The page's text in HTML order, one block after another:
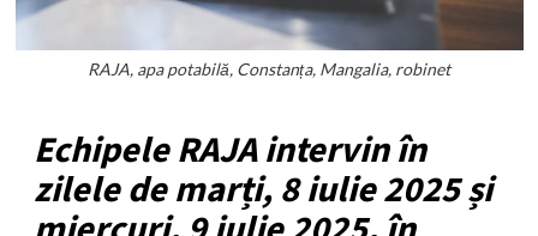
RAJA, apa potabilă, Constanța, Mangalia, robinet
Echipele RAJA intervin în
zilele de marți, 8 iulie 2025 și